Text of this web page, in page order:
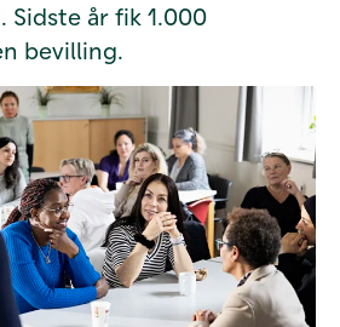
år fik 1.000
bevilling.